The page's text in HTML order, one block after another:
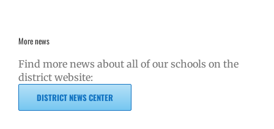
More news
Find more news about all of our schools on the
district website:
DISTRICT NEWS CENTER